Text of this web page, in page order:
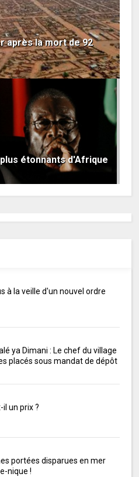
après la mort de 92
étonnants d'Afrique
à la veille d'un nouvel ordre
ya Dimani : Le chef du village
placés sous mandat de dépôt
il un prix ?
portées disparues en mer
nique !